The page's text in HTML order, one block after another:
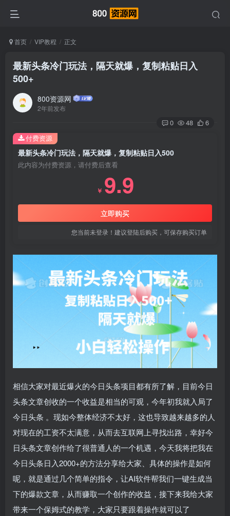
首页 VIP教程 正文
最新头条冷门玩法，隔天就爆，复制粘贴日入
500+
800资源网
2年前发布
0 48 6
最新头条冷门玩法，隔天就爆，复制粘贴日入500
此内容为付费资源，请付费后查看
￥ 9.9
立即购买
您当前未登录！建议登陆后购买，可保存购买订单
付费资源
相信大家对最近爆火的今日头条项目都有所了解，目前今日
头条文章创收的一个收益是相当的可观，今年初我就入局了
今日头条 。现如今整体经济不太好，这也导致越来越多的人
对现在的工资不太满意，从而去互联网上寻找出路，幸好今
日头条文章创作给了很普通人的一个机遇，今天我将把我在
今日头条日入2000+的方法分享给大家、具体的操作是如何
呢，就是通过几个简单的指令，让AI软件帮我们一键生成当
下的爆款文章，从而赚取一个创作的收益，接下来我给大家
带来一个保姆式的教学，大家只要跟着操作就可以了